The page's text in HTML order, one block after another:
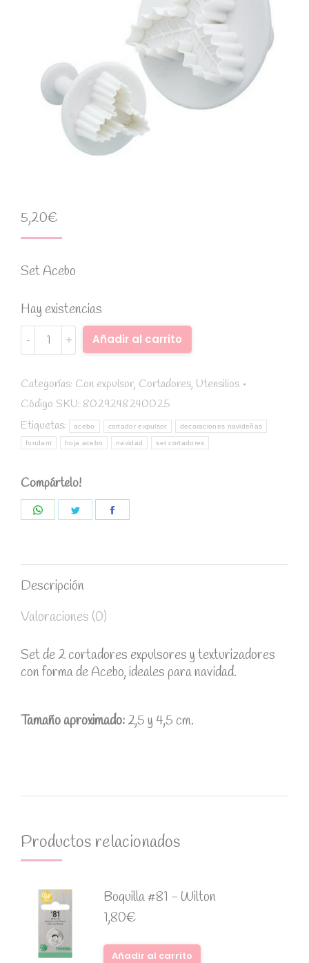
5,20€
Set Acebo
Hay existencias
2
con
expulsor
Acebo
quantity
Añadir al carrito
Categorías: Con expulsor, Cortadores, Utensilios
Código SKU: 8029248240025
Etiquetas:
acebo cortador expulsor decoraciones navideñas
fondant hoja acebo navidad set cortadores
Compártelo!
Descripción
Valoraciones (0)
Set de 2 cortadores expulsores y texturizadores
con forma de Acebo, ideales para navidad.
Tamaño aproximado:2,5 y 4,5 cm.
Productos relacionados
Boquilla #81 - Wilton
1,80€
Añadir al carrito